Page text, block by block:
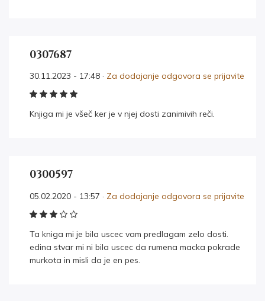
0307687
30.11.2023 - 17:48 · Za dodajanje odgovora se prijavite
Knjiga mi je všeč ker je v njej dosti zanimivih reči.
0300597
05.02.2020 - 13:57 · Za dodajanje odgovora se prijavite
Ta kniga mi je bila uscec vam predlagam zelo dosti.
edina stvar mi ni bila uscec da rumena macka pokrade
murkota in misli da je en pes.